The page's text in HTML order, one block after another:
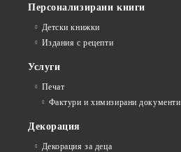
Персонализирани книги
Детски книжки
Издания с рецепти
Услуги
Печат
Фактури и химизирани документи
Декорация
Декорация за деца